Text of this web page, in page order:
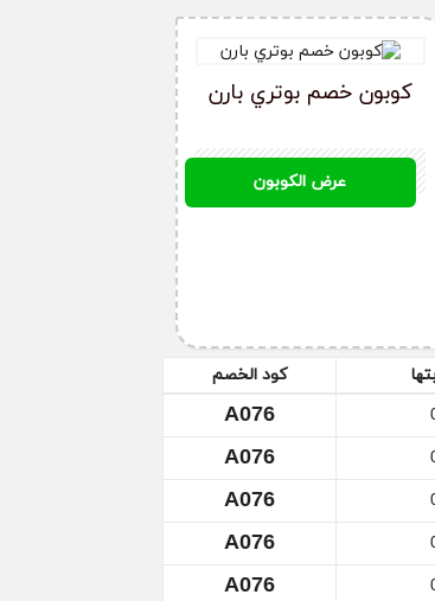
ويمكنك إستخدام كوبون
الكمية المطلوبة وأضفها
صحيح، ثم إضغط على تأكيد
في الموقع، وقم بطلب
في أسرع وقت.
كوبون خصم بوتري بارن
عرض الكوبون
كود الخصم
A076
A076
A076
A076
A076